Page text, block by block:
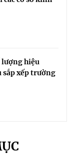
lượng hiệu
sắp xếp trường